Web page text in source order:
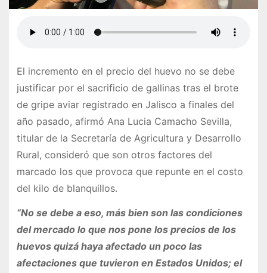
El incremento en el precio del huevo no se debe
justificar por el sacrificio de gallinas tras el brote
de gripe aviar registrado en Jalisco a finales del
año pasado, afirmó Ana Lucia Camacho Sevilla,
titular de la Secretaría de Agricultura y Desarrollo
Rural, consideró que son otros factores del
marcado los que provoca que repunte en el costo
del kilo de blanquillos.
“No se debe a eso, más bien son las condiciones
del mercado lo que nos pone los precios de los
huevos quizá haya afectado un poco las
afectaciones que tuvieron en Estados Unidos; el